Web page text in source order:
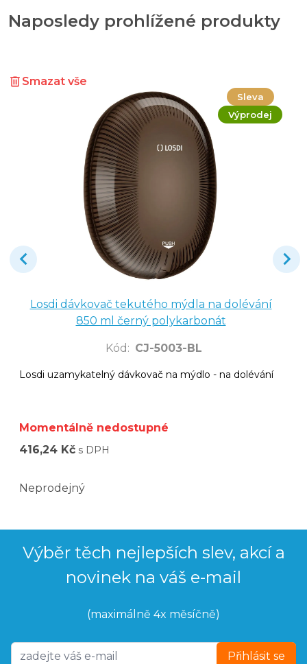
Naposledy prohlížené produkty
Smazat vše
Sleva
Výprodej
Losdi dávkovač tekutého mýdla na dolévání
850 ml černý polykarbonát
Kód : CJ-5003-BL
Losdi uzamykatelný dávkovač na mýdlo - na dolévání
Momentálně nedostupné
416,24 Kč s DPH
Neprodejný
Výběr těch nejlepších slev, akcí a
novinek na váš e-mail
(maximálně 4x měsíčně)
Přihlásit se